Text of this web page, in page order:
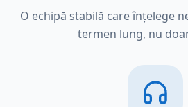
O echipă stabilă care înțelege
termen lung, nu